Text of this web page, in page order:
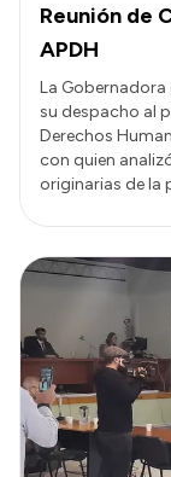
Reunión de
APDH
La Gobernadora
su despacho al
Derechos
con quien
originarias de la